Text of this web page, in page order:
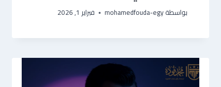
بواسطةmohamedfouda-egy فبراير 1, 2026